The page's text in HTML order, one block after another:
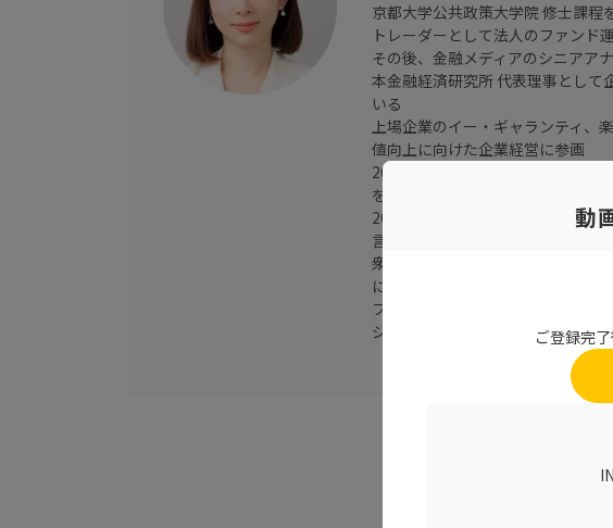
京都大学公共政策大学院 修士課程
トレーダーとして法人のファンド
その後、金融メディアのシニアア
本金融経済研究所 代表理事として
いる
上場企業のイー・ギャランティ、
値向上に向けた企業経営に参画
2024年に大阪公立大学客員准教授
をしている
2025年は与野党の政治家に「就職
言」を数多く行っている
衆議院の財務金融委員会で参考人
に寄与した
フジテレビ「LiveNewsα」、ＴＢ
ジトピ」などにレギュラー出演中
動
ご登録完